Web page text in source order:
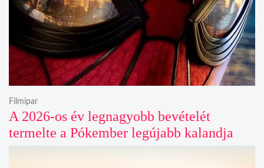
A 2026-os év legnagyobb bevételét
termelte a Pókember legújabb kalandja
Filmipar